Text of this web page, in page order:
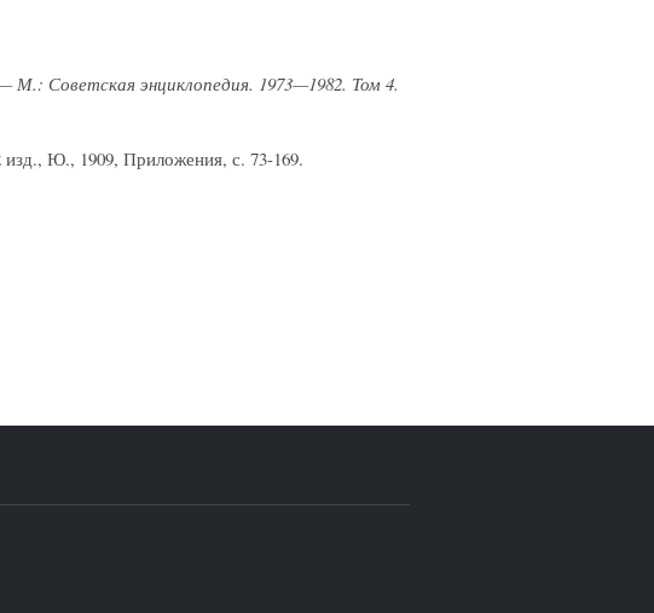
М.: Советская энциклопедия. 1973—1982. Том 4.
Ю., 1909, Приложения, с. 73-169.